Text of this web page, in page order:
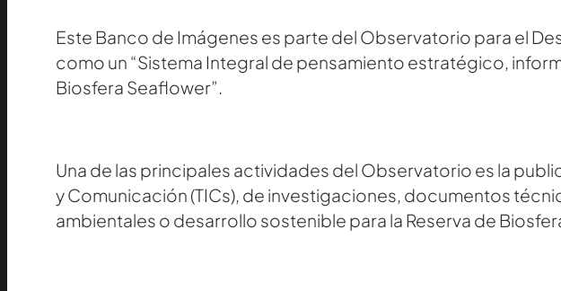
Este Banco de Imágenes es parte del Observatorio para el
como un “Sistema Integral de pensamiento estratégico,
Biosfera Seaflower”.
Una de las principales actividades del Observatorio es la
y Comunicación (TICs), de investigaciones, documentos
ambientales o desarrollo sostenible para la Reserva de